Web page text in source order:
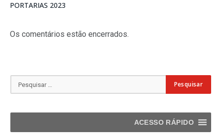
PORTARIAS 2023
Os comentários estão encerrados.
ACESSO RÁPIDO